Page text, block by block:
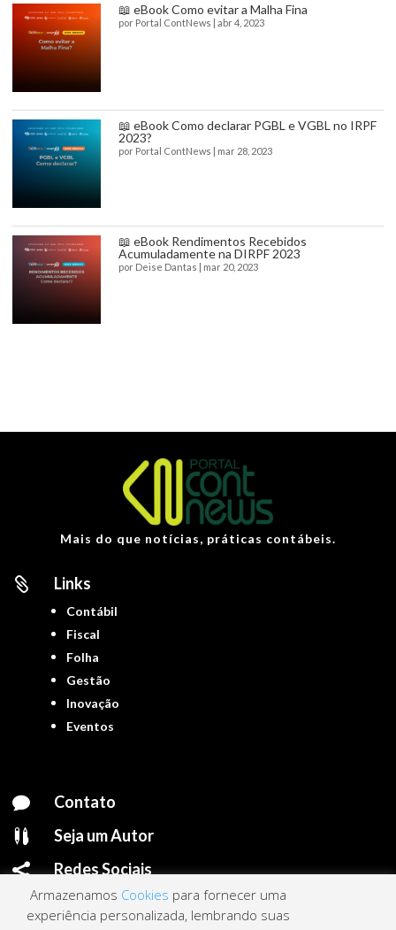
📖 eBook Como evitar a Malha Fina
por Portal ContNews | abr 4, 2023
📖 eBook Como declarar PGBL e VGBL no IRPF
2023?
por Portal ContNews | mar 28, 2023
📖 eBook Rendimentos Recebidos
Acumuladamente na DIRPF 2023
por Deise Dantas | mar 20, 2023
Mais do que notícias, práticas contábeis.
 Links
Contábil
Fiscal
Folha
Gestão
Inovação
Eventos
 Contato
 Seja um Autor
 Redes Sociais
Armazenamos Cookies para fornecer uma
experiência personalizada, lembrando suas